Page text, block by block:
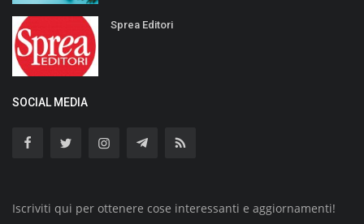
Sprea Editori
SOCIAL MEDIA
Iscriviti qui per ottenere cose interessanti e aggiornamenti!